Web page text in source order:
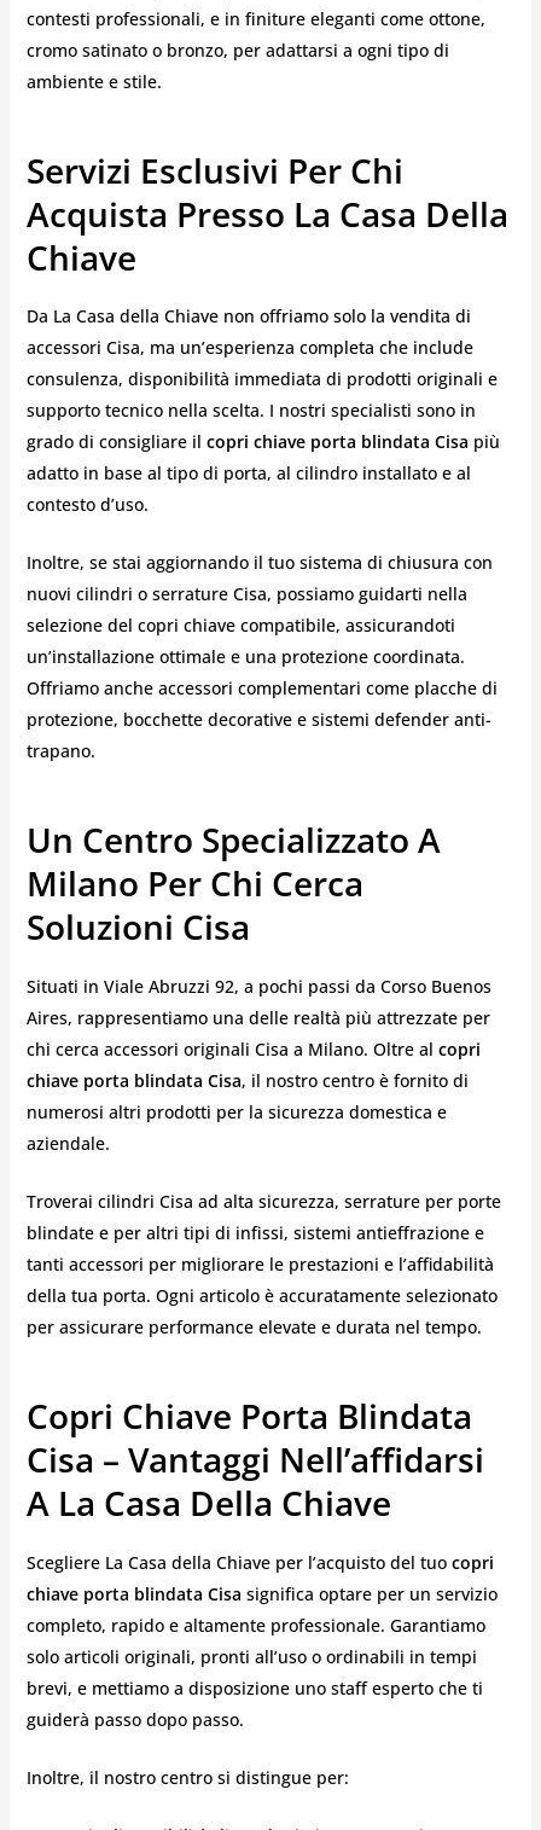
contesti professionali, e in finiture eleganti come ottone,
cromo satinato o bronzo, per adattarsi a ogni tipo di
ambiente e stile.
Servizi Esclusivi Per Chi
Acquista Presso La Casa Della
Chiave
Da La Casa della Chiave non offriamo solo la vendita di
accessori Cisa, ma un’esperienza completa che include
consulenza, disponibilità immediata di prodotti originali e
supporto tecnico nella scelta. I nostri specialisti sono in
grado di consigliare il copri chiave porta blindata Cisa più
adatto in base al tipo di porta, al cilindro installato e al
contesto d’uso.
Inoltre, se stai aggiornando il tuo sistema di chiusura con
nuovi cilindri o serrature Cisa, possiamo guidarti nella
selezione del copri chiave compatibile, assicurandoti
un’installazione ottimale e una protezione coordinata.
Offriamo anche accessori complementari come placche di
protezione, bocchette decorative e sistemi defender anti-
trapano.
Un Centro Specializzato A
Milano Per Chi Cerca
Soluzioni Cisa
Situati in Viale Abruzzi 92, a pochi passi da Corso Buenos
Aires, rappresentiamo una delle realtà più attrezzate per
chi cerca accessori originali Cisa a Milano. Oltre al copri
chiave porta blindata Cisa, il nostro centro è fornito di
numerosi altri prodotti per la sicurezza domestica e
aziendale.
Troverai cilindri Cisa ad alta sicurezza, serrature per porte
blindate e per altri tipi di infissi, sistemi antieffrazione e
tanti accessori per migliorare le prestazioni e l’affidabilità
della tua porta. Ogni articolo è accuratamente selezionato
per assicurare performance elevate e durata nel tempo.
Copri Chiave Porta Blindata
Cisa – Vantaggi Nell’affidarsi
A La Casa Della Chiave
Scegliere La Casa della Chiave per l’acquisto del tuo copri
chiave porta blindata Cisa significa optare per un servizio
completo, rapido e altamente professionale. Garantiamo
solo articoli originali, pronti all’uso o ordinabili in tempi
brevi, e mettiamo a disposizione uno staff esperto che ti
guiderà passo dopo passo.
Inoltre, il nostro centro si distingue per: